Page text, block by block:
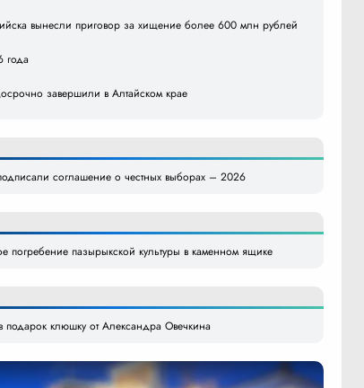
вынесли приговор за хищение более 600 млн рублей
года
завершили в Алтайском крае
соглашение о честных выборах – 2026
погребение пазырыкской культуры в каменном ящике
клюшку от Александра Овечкина